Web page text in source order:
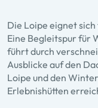
Die Loipe eignet sich
Eine Begleitspur für
führt durch
Ausblicke auf den
Loipe und den
Erlebnishütten